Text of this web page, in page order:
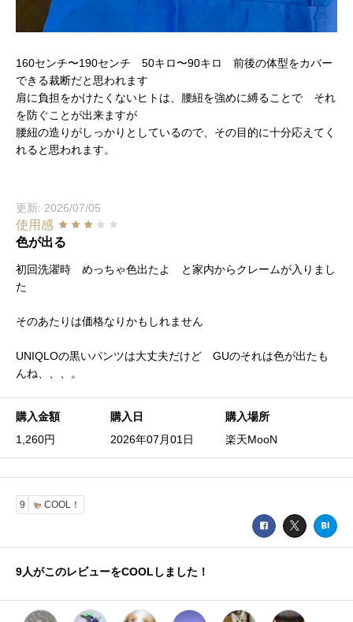
160センチ〜190センチ 50キロ〜90キロ 前後の体型をカバー
できる裁断だと思われます
肩に負担をかけたくないヒトは、腰紐を強めに縛ることで それ
を防ぐことが出来ますが
腰紐の造りがしっかりとしているので、その目的に十分応えてく
れると思われます。
更新: 2026/07/05
使用感
色が出る
初回洗濯時 めっちゃ色出たよ と家内からクレームが入りまし
た
そのあたりは価格なりかもしれません
UNIQLOの黒いパンツは大丈夫だけど GUのそれは色が出たも
んね、、、。
購入金額
1,260円
購入日
2026年07月01日
購入場所
楽天MooN
9 COOL！
9人がこのレビューをCOOLしました！